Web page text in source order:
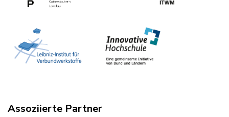
Assoziierte Partner